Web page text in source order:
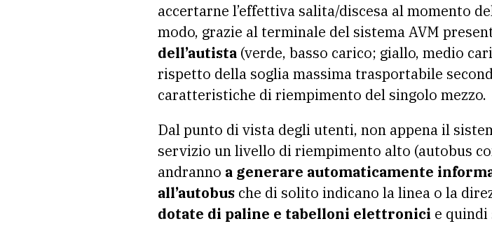
accertarne l’effettiva salita/discesa al momento
modo, grazie al terminale del sistema AVM
dell’autista (verde, basso carico; giallo, medio
rispetto della soglia massima trasportabile
caratteristiche di riempimento del singolo mezzo.
Dal punto di vista degli utenti, non appena il
servizio un livello di riempimento alto (autobus
andranno a generare automaticamente
all’autobus che di solito indicano la linea o la
dotate di paline e tabelloni elettronici e quindi